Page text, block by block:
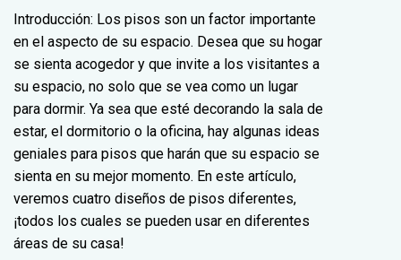
Introducción: Los pisos son un factor importante
en el aspecto de su espacio. Desea que su hogar
se sienta acogedor y que invite a los visitantes a
su espacio, no solo que se vea como un lugar
para dormir. Ya sea que esté decorando la sala de
estar, el dormitorio o la oficina, hay algunas ideas
geniales para pisos que harán que su espacio se
sienta en su mejor momento. En este artículo,
veremos cuatro diseños de pisos diferentes,
¡todos los cuales se pueden usar en diferentes
áreas de su casa!